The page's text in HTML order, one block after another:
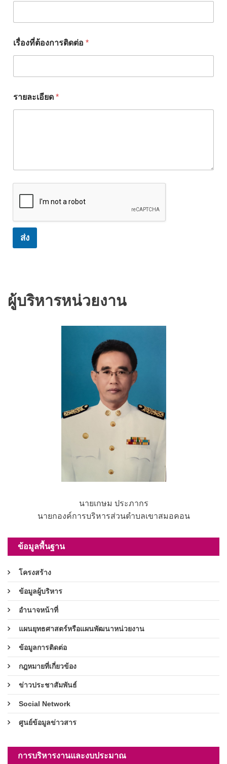
เรื่องที่ต้องการติดต่อ *
รายละเอียด *
ส่ง
ผู้บริหารหน่วยงาน
นายเกษม ประภากร
นายกองค์การบริหารส่วนตำบลเขาสมอคอน
ข้อมูลพื้นฐาน
โครงสร้าง
ข้อมูลผู้บริหาร
อำนาจหน้าที่
แผนยุทธศาสตร์หรือแผนพัฒนาหน่วยงาน
ข้อมูลการติดต่อ
กฎหมายที่เกี่ยวข้อง
ข่าวประชาสัมพันธ์
Social Network
ศูนย์ข้อมูลข่าวสาร
การบริหารงานและงบประมาณ